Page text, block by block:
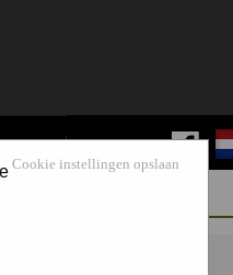
LOG IN
Cookie instellingen opslaan
GUEST